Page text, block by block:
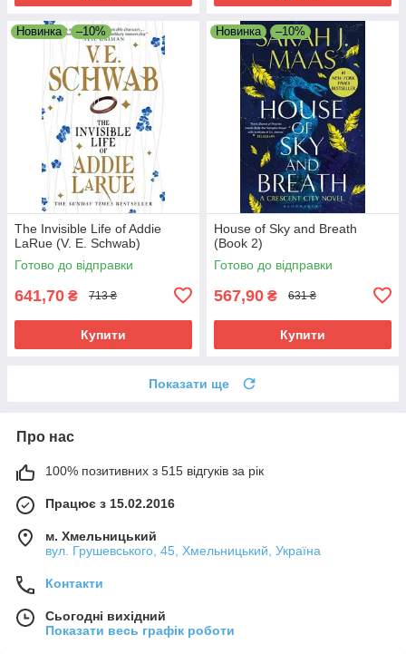
Новинка –10%
The Invisible Life of Addie
LaRue (V. E. Schwab)
Готово до відправки
641,70 ₴ 713 ₴
Купити
Новинка –10%
House of Sky and Breath
(Book 2)
Готово до відправки
567,90 ₴ 631 ₴
Купити
Показати ще
Про нас
100% позитивних з 515 відгуків за рік
Працює з 15.02.2016
м. Хмельницький
вул. Грушевського, 45, Хмельницький, Україна
Контакти
Сьогодні вихідний
Показати весь графік роботи